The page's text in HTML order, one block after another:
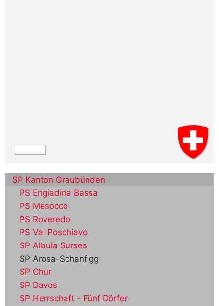
SP Kanton Graubünden
PS Engiadina Bassa
PS Mesocco
PS Roveredo
PS Val Poschiavo
SP Albula Surses
SP Arosa-Schanfigg
SP Chur
SP Davos
SP Herrschaft - Fünf Dörfer